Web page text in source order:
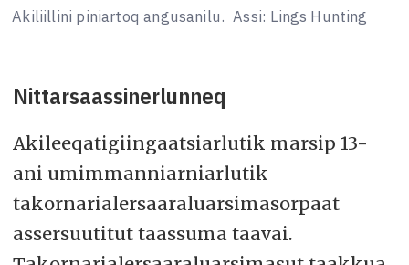
Akiliillini piniartoq angusanilu. Assi: Lings Hunting
Nittarsaassinerlunneq
Akileeqatigiingaatsiarlutik marsip 13-
ani umimmanniarniarlutik
takornarialersaaraluarsimasorpaat
assersuutitut taassuma taavai.